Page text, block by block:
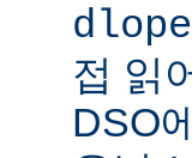
접 읽
DSO